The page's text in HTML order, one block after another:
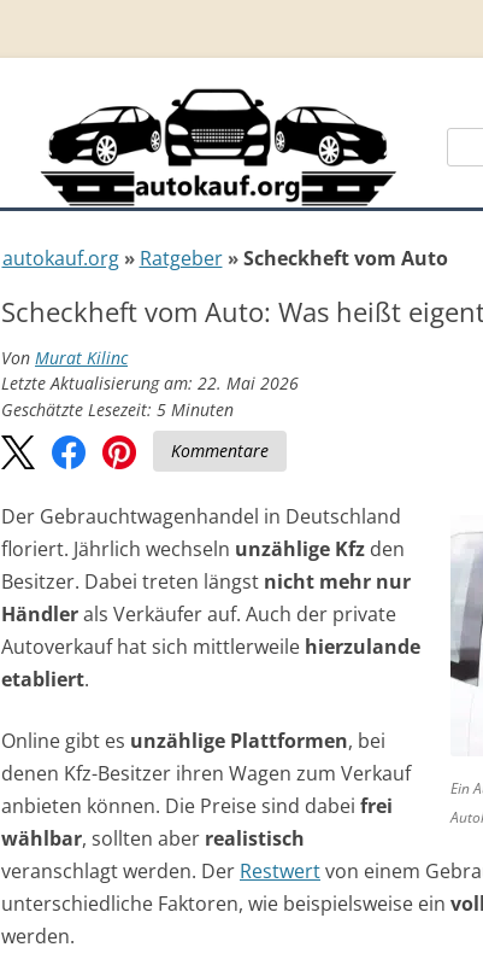
autokauf.org Ratgeber Scheckheft vom Auto
Scheckheft vom Auto: Was heißt
Von Murat Kilinc
Letzte Aktualisierung am: 22. Mai 2026
Geschätzte Lesezeit: 5 Minuten
Kommentare
Ein
Der Gebrauchtwagenhandel in Deutschland
floriert. Jährlich wechseln unzählige Kfz den
Besitzer. Dabei treten längst nicht mehr nur
Händlerals Verkäufer auf. Auch der private
Autoverkauf hat sich mittlerweile hierzulande
etabliert.
Online gibt es unzählige Plattformen, bei
denen Kfz-Besitzer ihren Wagen zum Verkauf
anbieten können. Die Preise sind dabei frei
wählbar, sollten aber realistisch
veranschlagt werden. Der Restwertvon einem
unterschiedliche Faktoren, wie beispielsweise ein
werden.